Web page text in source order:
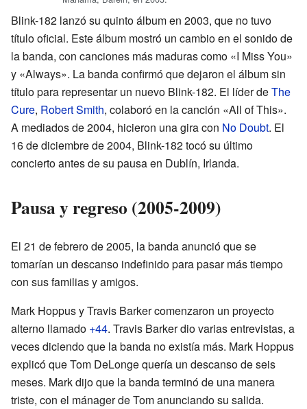
Blink-182 lanzó su quinto álbum en 2003, que no tuvo
título oficial. Este álbum mostró un cambio en el sonido de
la banda, con canciones más maduras como «I Miss You»
y «Always». La banda confirmó que dejaron el álbum sin
título para representar un nuevo Blink-182. El líder deThe
Cure, Robert Smith, colaboró en la canción «All of This».
A mediados de 2004, hicieron una gira con No Doubt. El
16 de diciembre de 2004, Blink-182 tocó su último
concierto antes de su pausa en Dublín, Irlanda.
Pausa y regreso (2005-2009)
El 21 de febrero de 2005, la banda anunció que se
tomarían un descanso indefinido para pasar más tiempo
con sus familias y amigos.
Mark Hoppus y Travis Barker comenzaron un proyecto
alterno llamado +44. Travis Barker dio varias entrevistas, a
veces diciendo que la banda no existía más. Mark Hoppus
explicó que Tom DeLonge quería un descanso de seis
meses. Mark dijo que la banda terminó de una manera
triste, con el mánager de Tom anunciando su salida.